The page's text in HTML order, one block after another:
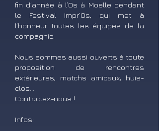
fin d’année à l’Os à Moelle pendant
le Festival Impr’Os, qui met à
l’honneur toutes les équipes de la
compagnie.
Nous sommes aussi ouverts à toute
proposition de rencontres
extérieures, matchs amicaux, huis-
clos...
Contactez-nous !
Infos: